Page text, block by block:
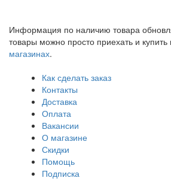
Информация по наличию товара
товары можно просто приехать и
магазинах.
Как сделать заказ
Контакты
Доставка
Оплата
Вакансии
О магазине
Скидки
Помощь
Подписка